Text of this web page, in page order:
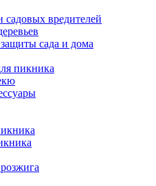
садовых вредителей
сада и дома
пикника